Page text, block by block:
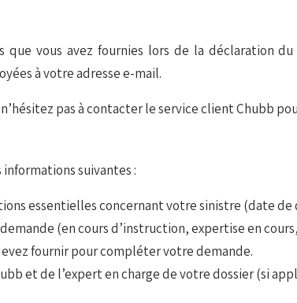
que vous avez fournies lors de la déclaration
à votre adresse e-mail.
pas à contacter le service client Chubb
suivantes :
essentielles concernant votre sinistre (date
(en cours d’instruction, expertise en
fournir pour compléter votre demande.
et de l’expert en charge de votre dossier (si